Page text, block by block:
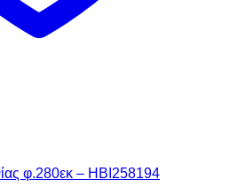
φ.280εκ – HBI258194